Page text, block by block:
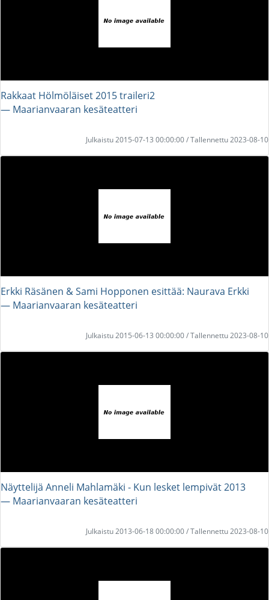
Rakkaat Hölmöläiset 2015 traileri2
― Maarianvaaran kesäteatteri
Julkaistu 2015-07-13 00:00:00 / Tallennettu 2023-08-10
Erkki Räsänen & Sami Hopponen esittää: Naurava Erkki
― Maarianvaaran kesäteatteri
Julkaistu 2015-06-13 00:00:00 / Tallennettu 2023-08-10
Näyttelijä Anneli Mahlamäki - Kun lesket lempivät 2013
― Maarianvaaran kesäteatteri
Julkaistu 2013-06-18 00:00:00 / Tallennettu 2023-08-10